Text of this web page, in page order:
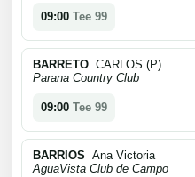
09:00 Tee 99
BARRETO CARLOS (P)
Parana Country Club
09:00 Tee 99
BARRIOS Ana Victoria
AguaVista Club de Campo